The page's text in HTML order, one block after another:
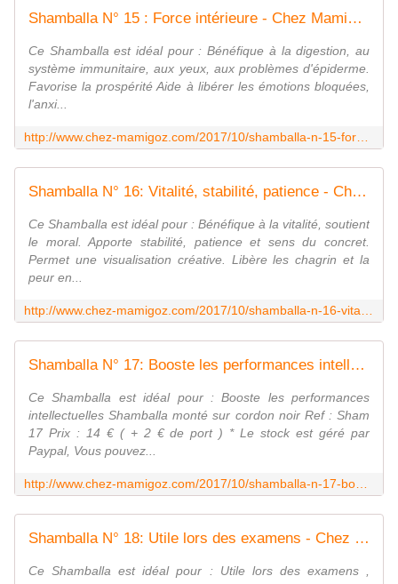
Shamballa N° 15 : Force intérieure - Chez Mamigoz
Ce Shamballa est idéal pour : Bénéfique à la digestion, au
système immunitaire, aux yeux, aux problèmes d'épiderme.
Favorise la prospérité Aide à libérer les émotions bloquées,
l'anxi...
Shamballa N° 16: Vitalité, stabilité, patience - Chez Mamigoz
Ce Shamballa est idéal pour : Bénéfique à la vitalité, soutient
le moral. Apporte stabilité, patience et sens du concret.
Permet une visualisation créative. Libère les chagrin et la
peur en...
Shamballa N° 17: Booste les performances intellectuelles - Chez Mamigoz
Ce Shamballa est idéal pour : Booste les performances
intellectuelles Shamballa monté sur cordon noir Ref : Sham
17 Prix : 14 € ( + 2 € de port ) * Le stock est géré par
Paypal, Vous pouvez...
Shamballa N° 18: Utile lors des examens - Chez Mamigoz
Ce Shamballa est idéal pour : Utile lors des examens ,